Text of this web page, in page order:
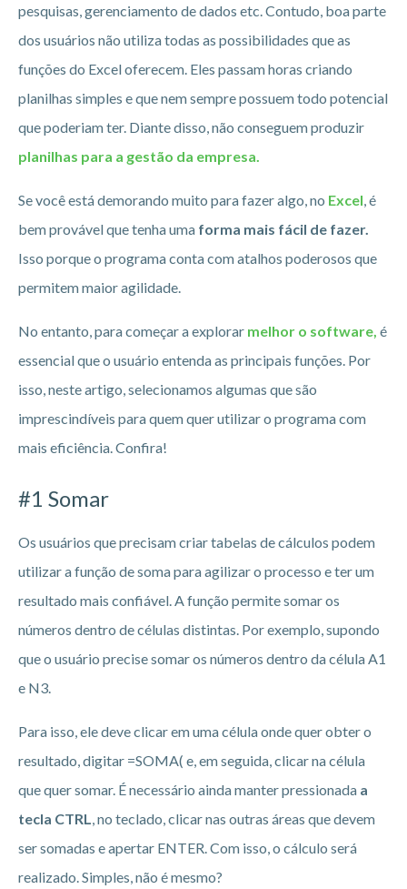
pesquisas, gerenciamento de dados etc. Contudo, boa parte
dos usuários não utiliza todas as possibilidades que as
funções do Excel oferecem. Eles passam horas criando
planilhas simples e que nem sempre possuem todo potencial
que poderiam ter. Diante disso, não conseguem produzir
planilhas para a gestão da empresa.
Se você está demorando muito para fazer algo, no Excel , é
bem provável que tenha uma forma mais fácil de fazer.
Isso porque o programa conta com atalhos poderosos que
permitem maior agilidade.
No entanto, para começar a explorar melhor o software, é
essencial que o usuário entenda as principais funções. Por
isso, neste artigo, selecionamos algumas que são
imprescindíveis para quem quer utilizar o programa com
mais eficiência. Confira!
#1 Somar
Os usuários que precisam criar tabelas de cálculos podem
utilizar a função de soma para agilizar o processo e ter um
resultado mais confiável. A função permite somar os
números dentro de células distintas. Por exemplo, supondo
que o usuário precise somar os números dentro da célula A1
e N3.
Para isso, ele deve clicar em uma célula onde quer obter o
resultado, digitar =SOMA( e, em seguida, clicar na célula
que quer somar. É necessário ainda manter pressionada a
tecla CTRL
, no teclado, clicar nas outras áreas que devem
ser somadas e apertar ENTER. Com isso, o cálculo será
realizado. Simples, não é mesmo?